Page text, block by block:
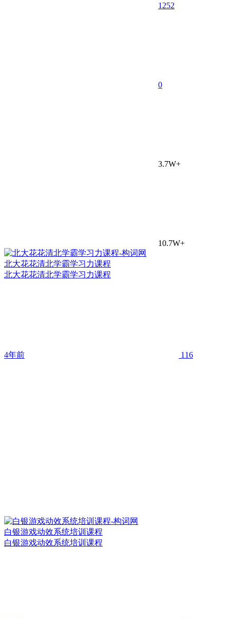
1252
0
3.7W+
10.7W+
北大花花清北学霸学习力课程
北大花花清北学霸学习力课程
4年前 116
白银游戏动效系统培训课程
白银游戏动效系统培训课程